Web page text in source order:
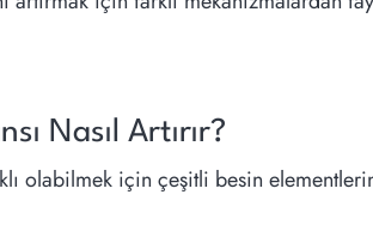
Nasıl Artırır?
olabilmek için çeşitli besin